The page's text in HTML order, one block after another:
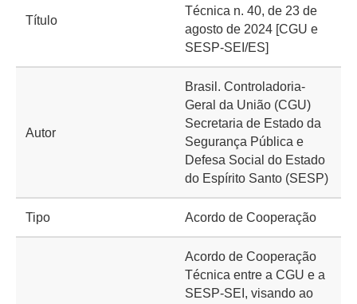
Título
Técnica n. 40, de 23 de
agosto de 2024 [CGU e
SESP-SEI/ES]
Autor
Brasil. Controladoria-
Geral da União (CGU)
Secretaria de Estado da
Segurança Pública e
Defesa Social do Estado
do Espírito Santo (SESP)
Tipo Acordo de Cooperação
Acordo de Cooperação
Técnica entre a CGU e a
SESP-SEI, visando ao